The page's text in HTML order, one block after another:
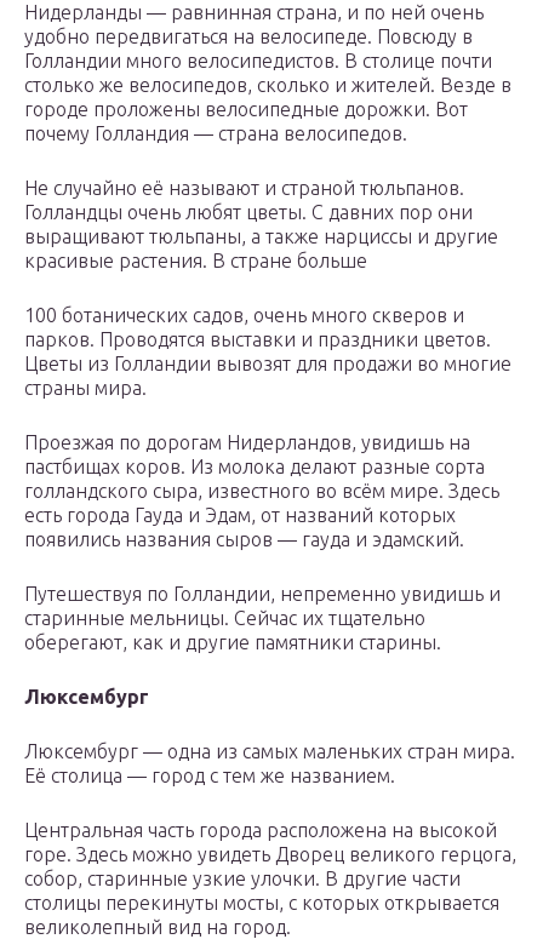
Нидерланды — равнинная страна, и по ней очень
удобно передвигаться на велосипеде. Повсюду в
Голландии много велосипедистов. В столице почти
столько же велосипедов, сколько и жителей. Везде в
городе проложены велосипедные дорожки. Вот
почему Голландия — страна велосипедов.
Не случайно её называют и страной тюльпанов.
Голландцы очень любят цветы. С давних пор они
выращивают тюльпаны, а также нарциссы и другие
красивые растения. В стране больше
100 ботанических садов, очень много скверов и
парков. Проводятся выставки и праздники цветов.
Цветы из Голландии вывозят для продажи во многие
страны мира.
Проезжая по дорогам Нидерландов, увидишь на
пастбищах коров. Из молока делают разные сорта
голландского сыра, известного во всём мире. Здесь
есть города Гауда и Эдам, от названий которых
появились названия сыров — гауда и эдамский.
Путешествуя по Голландии, непременно увидишь и
старинные мельницы. Сейчас их тщательно
оберегают, как и другие памятники старины.
Люксембург
Люксембург — одна из самых маленьких стран мира.
Её столица — город с тем же названием.
Центральная часть города расположена на высокой
горе. Здесь можно увидеть Дворец великого герцога,
собор, старинные узкие улочки. В другие части
столицы перекинуты мосты, с которых открывается
великолепный вид на город.